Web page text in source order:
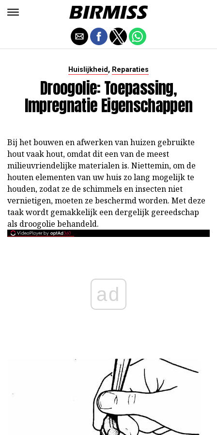
Huislijkheid, Reparaties
Droogolie: Toepassing,
Impregnatie Eigenschappen
Bij het bouwen en afwerken van huizen gebruikte
hout vaak hout, omdat dit een van de meest
milieuvriendelijke materialen is. Niettemin, om de
houten elementen van uw huis zo lang mogelijk te
houden, zodat ze de schimmels en insecten niet
vernietigen, moeten ze beschermd worden. Met deze
taak wordt gemakkelijk een dergelijk gereedschap
als droogolie behandeld.
ad